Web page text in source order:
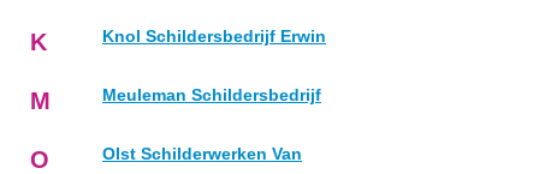
K Knol Schildersbedrijf Erwin
M Meuleman Schildersbedrijf
O Olst Schilderwerken Van